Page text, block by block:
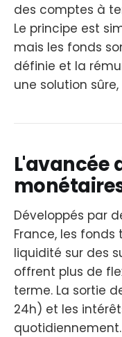
des comptes à
Le principe est
mais les fonds
définie et la
une solution
L'avancée
Développés par
France, les
liquidité sur des
offrent plus de
terme. La sortie
24h) et les